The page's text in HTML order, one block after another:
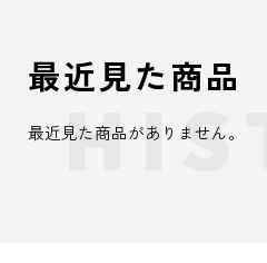
最近見た商品
最近見た商品がありません。